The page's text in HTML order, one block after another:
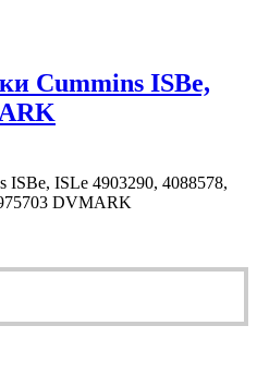
Cummins ISBe,
ISBe, ISLe 4903290, 4088578,
DVMARK